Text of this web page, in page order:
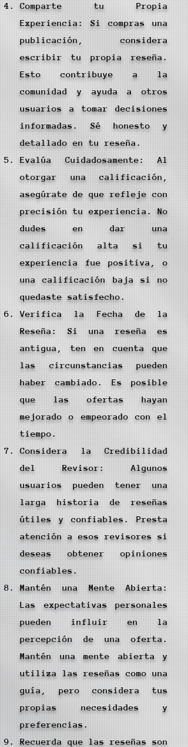
Comparte tu Propia
Experiencia: Si compras una
publicación, considera
escribir tu propia reseña.
Esto contribuye a la
comunidad y ayuda a otros
usuarios a tomar decisiones
informadas. Sé honesto y
detallado en tu reseña.
Evalúa Cuidadosamente: Al
otorgar una calificación,
asegúrate de que refleje con
precisión tu experiencia. No
dudes en dar una
calificación alta si tu
experiencia fue positiva, o
una calificación baja si no
quedaste satisfecho.
Verifica la Fecha de la
Reseña: Si una reseña es
antigua, ten en cuenta que
las circunstancias pueden
haber cambiado. Es posible
que las ofertas hayan
mejorado o empeorado con el
tiempo.
Considera la Credibilidad
del Revisor: Algunos
usuarios pueden tener una
larga historia de reseñas
útiles y confiables. Presta
atención a esos revisores si
deseas obtener opiniones
confiables.
Mantén una Mente Abierta:
Las expectativas personales
pueden influir en la
percepción de una oferta.
Mantén una mente abierta y
utiliza las reseñas como una
guía, pero considera tus
propias necesidades y
preferencias.
Recuerda que las reseñas son